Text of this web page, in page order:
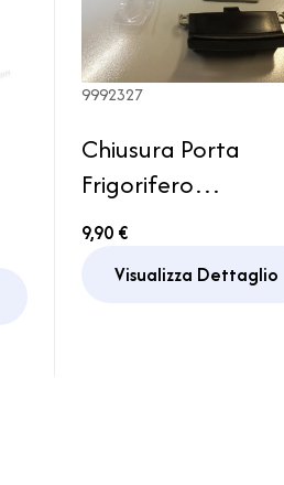
9992327
Chiusura Porta
Frigorifero
THETFORD N90 N97
9,90 €
Visualizza Dettaglio